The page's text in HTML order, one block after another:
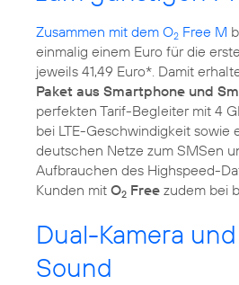
Zusammen mit dem O2 Free M
einmalig einem Euro für die
jeweils 41,49 Euro*. Damit
Paket aus Smartphone und
perfekten Tarif-Begleiter mit 4
bei LTE-Geschwindigkeit sowie
deutschen Netze zum SMSen
Aufbrauchen des Highspeed-
Kunden mit O2 Free zudem bei
Dual-Kamera
Sound